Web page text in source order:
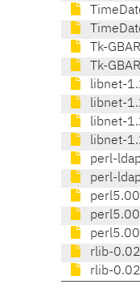
Tk-
Tk-
libnet-
libnet-
libnet-
libnet-
perl-
perl-
rlib-
rlib-